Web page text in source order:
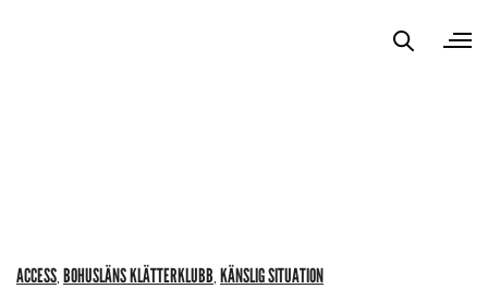
ACCESS BOHUSLÄNS KLÄTTERKLUBB KÄNSLIG SITUATION